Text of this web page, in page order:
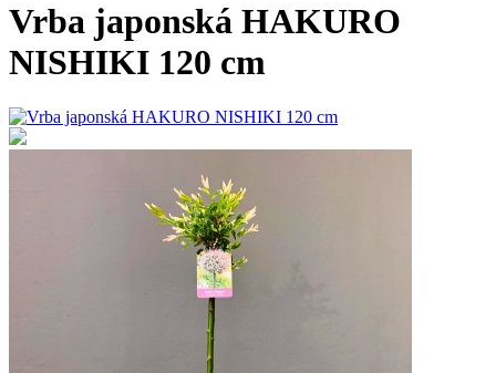
Vrba japonská HAKURO
NISHIKI 120 cm